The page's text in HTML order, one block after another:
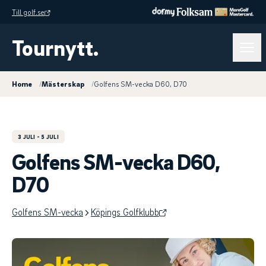
Till golf.se
Tournytt.
Home /Mästerskap /Golfens SM-vecka D60, D70
3 JULI - 5 JULI
Golfens SM-vecka D60,
D70
Golfens SM-vecka Köpings Golfklubb